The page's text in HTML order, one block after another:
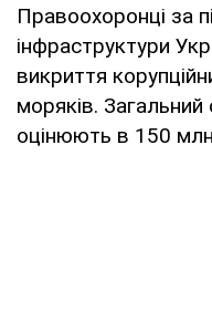
Правоохоронці за
інфраструктури
викриття
моряків. Загальний
оцінюють в 150